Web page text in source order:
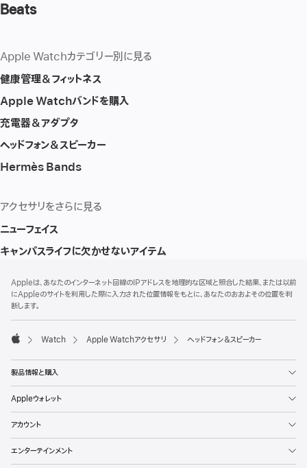
Beats
Apple Watchカテゴリー別に見る
健康管理＆フィットネス
Apple Watchバンドを購入
充電器＆アダプタ
ヘッドフォン＆スピーカー
Hermès Bands
アクセサリをさらに見る
ニューフェイス
キャンパスライフに欠かせないアイテム
ッ
タ
注
Appleは、あなたのインターネット回線のIPアドレスを地理的な区域と照合した結果、または以前
にAppleのサイトを利用した際に入力された位置情報をもとに、あなたのおおよその位置を判
断します。
Watch Apple Watchアクセサリ ヘッドフォン＆スピーカー
製品情報と購入
Appleウォレット
アカウント
エンターテインメント